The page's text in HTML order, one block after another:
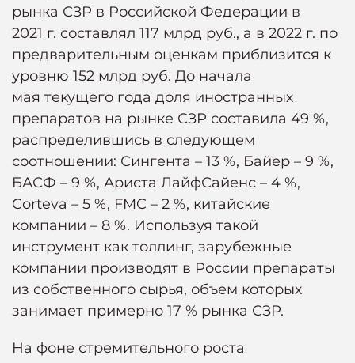
рынка СЗР в Российской Федерации в
2021 г. составлял 117 млрд руб., а в 2022 г. по
предварительным оценкам приблизится к
уровню 152 млрд руб. До начала
мая текущего года доля иностранных
препаратов на рынке СЗР составила 49 %,
распределившись в следующем
соотношении: Сингента – 13 %, Байер – 9 %,
БАСФ – 9 %, Ариста ЛайфСайенс – 4 %,
Corteva – 5 %, FMC – 2 %, китайские
компании – 8 %. Используя такой
инструмент как толлинг, зарубежные
компании производят в России препараты
из собственного сырья, объем которых
занимает примерно 17 % рынка СЗР.
На фоне стремительного роста